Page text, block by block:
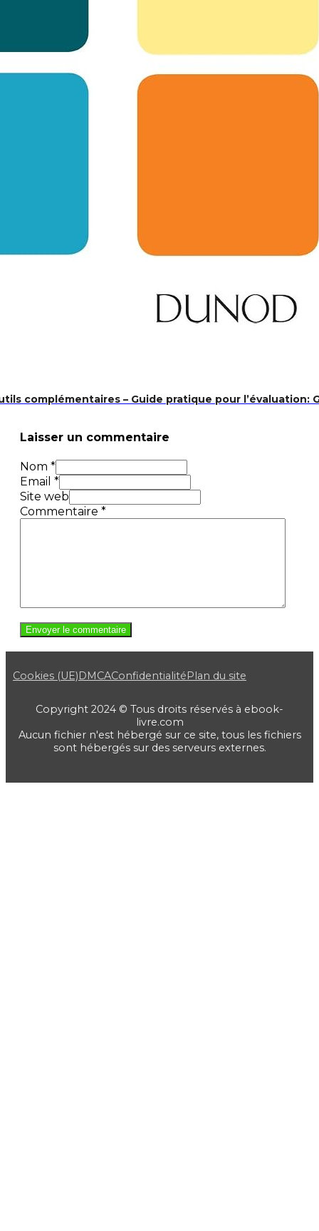
complémentaires – Guide pratique pour l’évaluation:
Laisser un commentaire
Nom *
Email *
Site web
Commentaire *
Cookies (UE)DMCAConfidentialitéPlan du site
Copyright 2024 © Tous droits réservés à ebook-
livre.com
Aucun fichier n'est hébergé sur ce site, tous les fichiers
sont hébergés sur des serveurs externes.